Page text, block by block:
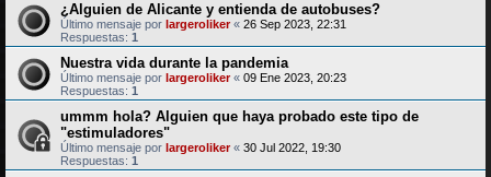
¿Alguien de Alicante y entienda de autobuses?
Último mensaje por largeroliker« 26 Sep 2023, 22:31
Respuestas: 1
Nuestra vida durante la pandemia
Último mensaje por largeroliker« 09 Ene 2023, 20:23
Respuestas: 1
ummm hola? Alguien que haya probado este tipo de
"estimuladores"
Último mensaje por largeroliker« 30 Jul 2022, 19:30
Respuestas: 1